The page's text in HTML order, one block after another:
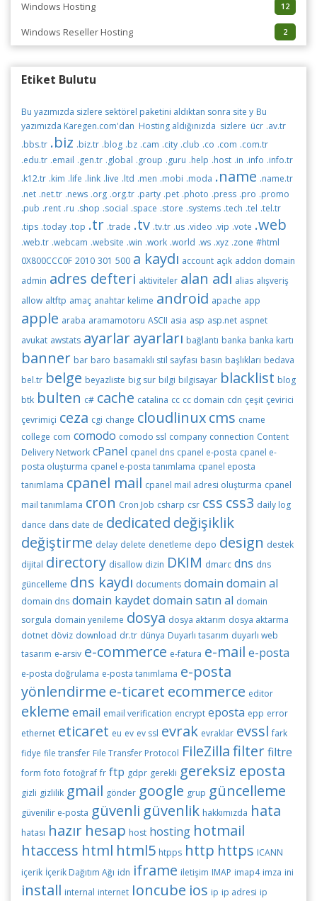
12
Windows Hosting
2
Windows Reseller Hosting
Etiket Bulutu
Bu yazımızda sizlere sektörel paketini aldıktan sonra site y Bu
yazımızda Karegen.com'dan Hosting aldığınızda sizlere ücr .av.tr
.bbs.tr .biz .biz.tr .blog .bz .cam .city .club .co .com .com.tr
.edu.tr .email .gen.tr .global .group .guru .help .host .in .info .info.tr
.k12.tr .kim .life .link .live .ltd .men .mobi .moda .name .name.tr
.net .net.tr .news .org .org.tr .party .pet .photo .press .pro .promo
.pub .rent .ru .shop .social .space .store .systems .tech .tel .tel.tr
.tips .today .top .tr .trade .tv .tv.tr .us .video .vip .vote .web
.web.tr .webcam .website .win .work .world .ws .xyz .zone #html
0X800CCC0F 2010 301 500 a kaydı account açık addon domain
admin adres defteri aktiviteler alan adı alias alışveriş
allow altftp amaç anahtar kelime android apache app
apple araba aramamotoru ASCII asia asp asp.net aspnet
avukat awstats ayarlarayarları bağlantı banka banka kartı
banner bar baro basamaklı stil sayfası basın başlıkları bedava
bel.tr belge beyazliste big sur bilgi bilgisayar blacklist blog
btk bulten c# cache catalina cc cc domain cdn çeşit çevirici
çevrimiçi ceza cgi change cloudlinuxcms cname
college com comodo comodo ssl company connection Content
Delivery Network cPanel cpanel dns cpanel e-posta cpanel e-
posta oluşturma cpanel e-posta tanımlama cpanel eposta
tanımlama cpanel mail cpanel mail adresi oluşturma cpanel
mail tanımlama cron Cron Job csharp csr css css3 daily log
dance dans date de dedicated değişiklik
değiştirme delay delete denetleme depo design destek
dijital directory disallow dizin DKIM dmarc dns dns
güncelleme dns kaydı documents domain domain al
domain dns domain kaydetdomain satın al domain
sorgula domain yenileme dosya dosya aktarım dosya aktarma
dotnet döviz download dr.tr dünya Duyarlı tasarım duyarlı web
tasarım e-arsiv e-commerce e-fatura e-mail e-posta
e-posta doğrulama e-posta tanımlama e-posta
yönlendirme e-ticaret ecommerce editor
ekleme email email verification encrypt eposta epp error
ethernet eticaret eu ev ev ssl evrak evraklar evssl fark
fidye file transfer File Transfer Protocol FileZillafilterfiltre
form foto fotoğraf fr ftp gdpr gerekli gereksiz eposta
gizli gizlilik gmail gönder google grup güncelleme
güvenilir e-posta güvenli güvenlik hakkımızda hata
hatası hazır hesap host hosting hotmail
htaccess html html5 htpps http https ICANN
içerik İçerik Dağıtım Ağı idn iframe iletişim IMAP imap4 imza ini
install internal internet Ioncube ios ip ip adresi ip